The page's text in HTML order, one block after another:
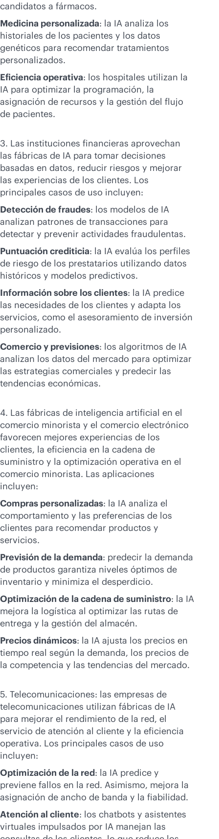
candidatos a fármacos.
Medicina personalizada: la IA analiza los
historiales de los pacientes y los datos
genéticos para recomendar tratamientos
personalizados.
Eficiencia operativa: los hospitales utilizan la
IA para optimizar la programación, la
asignación de recursos y la gestión del flujo
de pacientes.
3. Las instituciones financieras aprovechan
las fábricas de IA para tomar decisiones
basadas en datos, reducir riesgos y mejorar
las experiencias de los clientes. Los
principales casos de uso incluyen:
Detección de fraudes: los modelos de IA
analizan patrones de transacciones para
detectar y prevenir actividades fraudulentas.
Puntuación crediticia: la IA evalúa los perfiles
de riesgo de los prestatarios utilizando datos
históricos y modelos predictivos.
Información sobre los clientes: la IA predice
las necesidades de los clientes y adapta los
servicios, como el asesoramiento de inversión
personalizado.
Comercio y previsiones: los algoritmos de IA
analizan los datos del mercado para optimizar
las estrategias comerciales y predecir las
tendencias económicas.
4. Las fábricas de inteligencia artificial en el
comercio minorista y el comercio electrónico
favorecen mejores experiencias de los
clientes, la eficiencia en la cadena de
suministro y la optimización operativa en el
comercio minorista. Las aplicaciones
incluyen:
Compras personalizadas: la IA analiza el
comportamiento y las preferencias de los
clientes para recomendar productos y
servicios.
Previsión de la demanda: predecir la demanda
de productos garantiza niveles óptimos de
inventario y minimiza el desperdicio.
Optimización de la cadena de suministro: la IA
mejora la logística al optimizar las rutas de
entrega y la gestión del almacén.
Precios dinámicos: la IA ajusta los precios en
tiempo real según la demanda, los precios de
la competencia y las tendencias del mercado.
5. Telecomunicaciones: las empresas de
telecomunicaciones utilizan fábricas de IA
para mejorar el rendimiento de la red, el
servicio de atención al cliente y la eficiencia
operativa. Los principales casos de uso
incluyen:
Optimización de la red: la IA predice y
previene fallos en la red. Asimismo, mejora la
asignación de ancho de banda y la fiabilidad.
Atención al cliente: los chatbots y asistentes
virtuales impulsados por IA manejan las